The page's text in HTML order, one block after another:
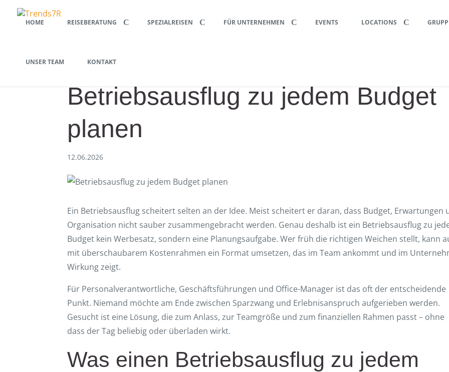
HOME REISEBERATUNG SPEZIALREISEN FÜR UNTERNEHMEN EVENTS LOCATIONS
UNSER TEAM KONTAKT
Betriebsausflug zu jedem Budget
planen
12.06.2026
Ein Betriebsausflug scheitert selten an der Idee. Meist scheitert er daran, dass Budget, Erwartungen
Organisation nicht sauber zusammengebracht werden. Genau deshalb ist ein Betriebsausflug zu
Budget kein Werbesatz, sondern eine Planungsaufgabe. Wer früh die richtigen Weichen stellt, kann
mit überschaubarem Kostenrahmen ein Format umsetzen, das im Team ankommt und im
Wirkung zeigt.
Für Personalverantwortliche, Geschäftsführungen und Office-Manager ist das oft der entscheidende
Punkt. Niemand möchte am Ende zwischen Sparzwang und Erlebnisanspruch aufgerieben werden.
Gesucht ist eine Lösung, die zum Anlass, zur Teamgröße und zum finanziellen Rahmen passt – ohne
dass der Tag beliebig oder überladen wirkt.
Was einen Betriebsausflug zu jedem